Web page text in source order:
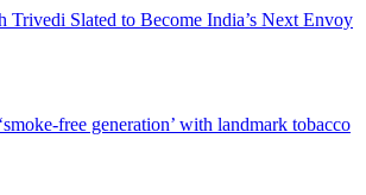
Trivedi Slated to Become India’s Next Envoy
free generation’ with landmark tobacco